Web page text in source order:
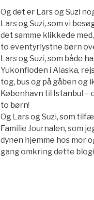
Og det er Lars og Suzi
Lars og Suzi, som vi
det samme klikkede
to eventyrlystne børn
Lars og Suzi, som både
Yukonfloden i Alaska,
tog, bus og på gåben og
København til Istanbul –
to børn!
Og Lars og Suzi, som
Familie Journalen, som
dynen hjemme hos mor
gang omkring dette